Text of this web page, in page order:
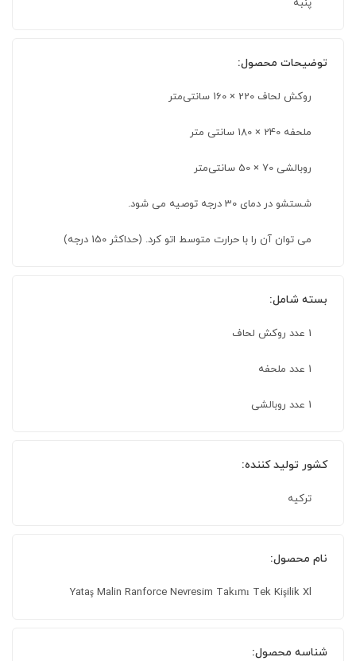
پنبه
توضیحات محصول:
روکش لحاف 220 × 160 سانتی‌متر
ملحفه 240 × 180 سانتی متر
روبالشی 70 × 50 سانتی‌متر
شستشو در دمای 30 درجه توصیه می شود.
می توان آن را با حرارت متوسط ​​اتو کرد. (حداکثر 150 درجه)
بسته شامل:
1 عدد روکش لحاف
1 عدد ملحفه
1 عدد روبالشی
کشور تولید کننده:
ترکیه
نام محصول:
Yataş Malin Ranforce Nevresim Takımı Tek Kişilik Xl
شناسه محصول: